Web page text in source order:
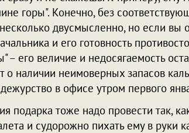
горы". Конечно, без
двусмысленно, но если вы
и его готовность
– его величие и недосягаемость
о наличии неимоверных запасов
в офисе утром первого
подарка тоже надо провести так,
и судорожно пихать ему в руки